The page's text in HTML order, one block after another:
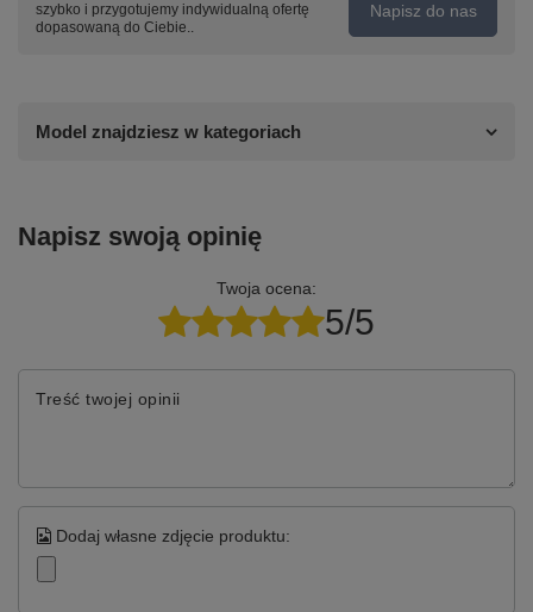
szybko i przygotujemy indywidualną ofertę
dopasowaną do Ciebie..
Napisz do nas
Model znajdziesz w kategoriach
Napisz swoją opinię
Twoja ocena:
5/5
Treść twojej opinii
Dodaj własne zdjęcie produktu: